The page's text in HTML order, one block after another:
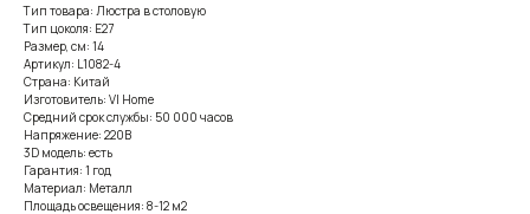
Тип товара: Люстра в столовую
Тип цоколя: E27
Размер, см: 14
Артикул: L1082-4
Страна: Китай
Изготовитель: VI Home
Средний срок службы: 50 000 часов
Напряжение: 220В
3D модель: есть
Гарантия: 1 год
Материал: Металл
Площадь освещения: 8-12 м2